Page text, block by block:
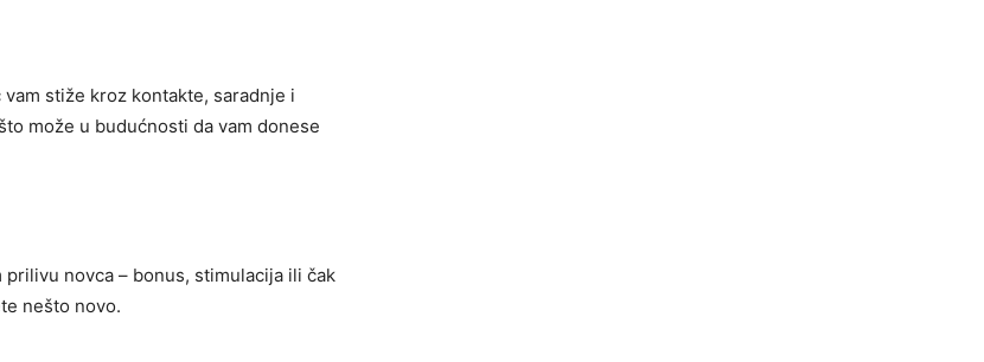
stiže kroz kontakte, saradnje i
može u budućnosti da vam donese
novca – bonus, stimulacija ili čak
nešto novo.